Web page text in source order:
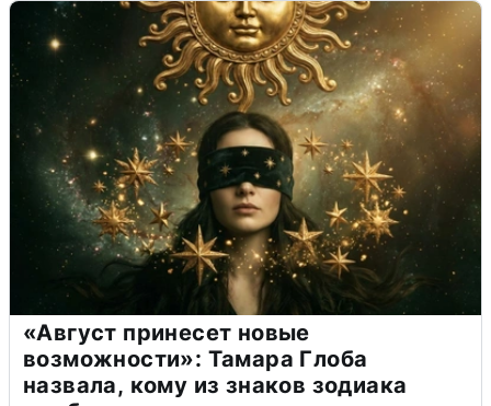
«Август принесет новые
возможности»: Тамара Глоба
назвала, кому из знаков зодиака